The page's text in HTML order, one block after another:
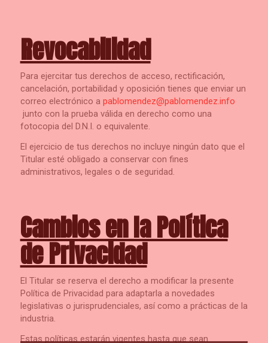
Revocabilidad
Para ejercitar tus derechos de acceso, rectificación,
cancelación, portabilidad y oposición tienes que enviar un
correo electrónico a pablomendez@pablomendez.info
junto con la prueba válida en derecho como una
fotocopia del D.N.I. o equivalente.
El ejercicio de tus derechos no incluye ningún dato que el
Titular esté obligado a conservar con fines
administrativos, legales o de seguridad.
Cambios en la Política
de Privacidad
El Titular se reserva el derecho a modificar la presente
Política de Privacidad para adaptarla a novedades
legislativas o jurisprudenciales, así como a prácticas de la
industria.
Estas políticas estarán vigentes hasta que sean